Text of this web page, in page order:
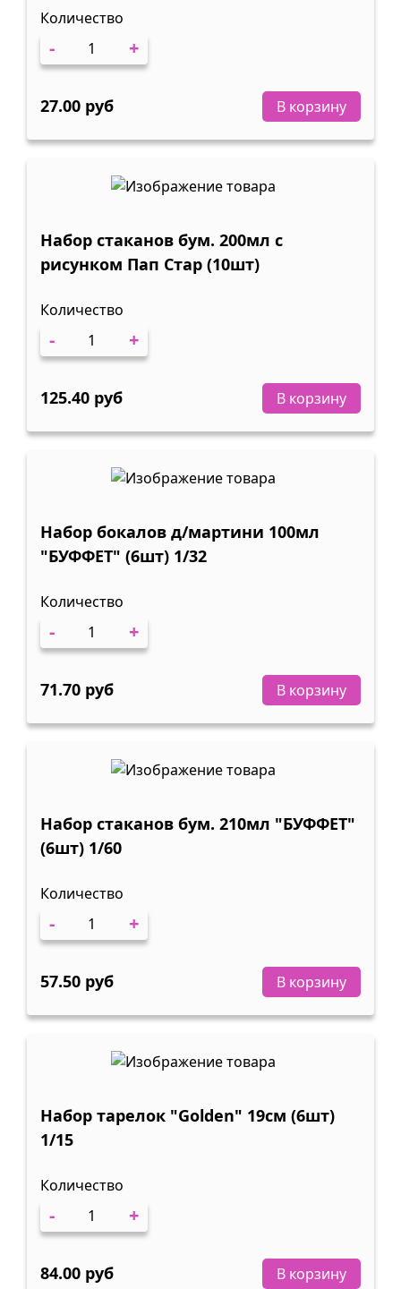
Количество
- +
27.00 руб В корзину
Набор стаканов бум. 200мл с
рисунком Пап Стар (10шт)
Количество
- +
125.40 руб В корзину
Набор бокалов д/мартини 100мл
"БУФФЕТ" (6шт) 1/32
Количество
- +
71.70 руб В корзину
Набор стаканов бум. 210мл "БУФФЕТ"
(6шт) 1/60
Количество
- +
57.50 руб В корзину
Набор тарелок "Golden" 19см (6шт)
1/15
Количество
- +
84.00 руб В корзину